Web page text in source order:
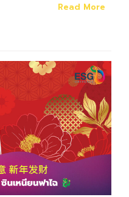
Read More